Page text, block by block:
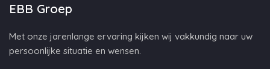
EBB Groep
Met onze jarenlange ervaring kijken wij vakkundig naar uw
persoonlijke situatie en wensen.